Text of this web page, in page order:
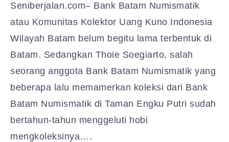
Seniberjalan.com– Bank Batam Numismatik
atau Komunitas Kolektor Uang Kuno Indonesia
Wilayah Batam belum begitu lama terbentuk di
Batam. Sedangkan Thoie Soegiarto, salah
seorang anggota Bank Batam Numismatik yang
beberapa lalu memamerkan koleksi dari Bank
Batam Numismatik di Taman Engku Putri sudah
bertahun-tahun menggeluti hobi
mengkoleksinya….